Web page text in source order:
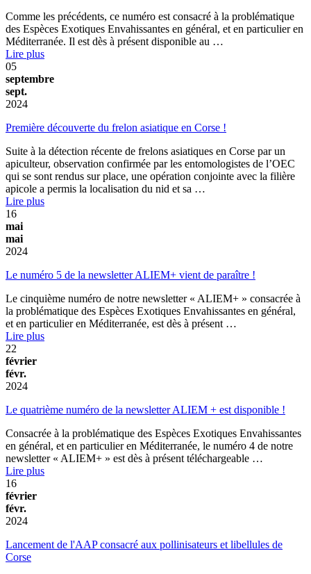
Comme les précédents, ce numéro est consacré à la problématique
des Espèces Exotiques Envahissantes en général, et en particulier en
Méditerranée. Il est dès à présent disponible au …
Lire plus
05
septembre
sept.
2024
Première découverte du frelon asiatique en Corse !
Suite à la détection récente de frelons asiatiques en Corse par un
apiculteur, observation confirmée par les entomologistes de l’OEC
qui se sont rendus sur place, une opération conjointe avec la filière
apicole a permis la localisation du nid et sa …
Lire plus
16
mai
mai
2024
Le numéro 5 de la newsletter ALIEM+ vient de paraître !
Le cinquième numéro de notre newsletter « ALIEM+ » consacrée à
la problématique des Espèces Exotiques Envahissantes en général,
et en particulier en Méditerranée, est dès à présent …
Lire plus
22
février
févr.
2024
Le quatrième numéro de la newsletter ALIEM + est disponible !
Consacrée à la problématique des Espèces Exotiques Envahissantes
en général, et en particulier en Méditerranée, le numéro 4 de notre
newsletter « ALIEM+ » est dès à présent téléchargeable …
Lire plus
16
février
févr.
2024
Lancement de l'AAP consacré aux pollinisateurs et libellules de
Corse